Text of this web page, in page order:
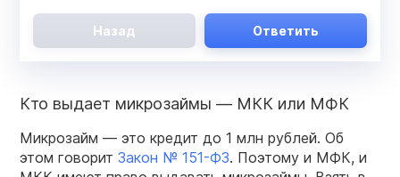
Назад Ответить
Кто выдает микрозаймы — МКК или МФК
Микрозайм — это кредит до 1 млн рублей. Об
этом говорит Закон № 151-ФЗ. Поэтому и МФК, и